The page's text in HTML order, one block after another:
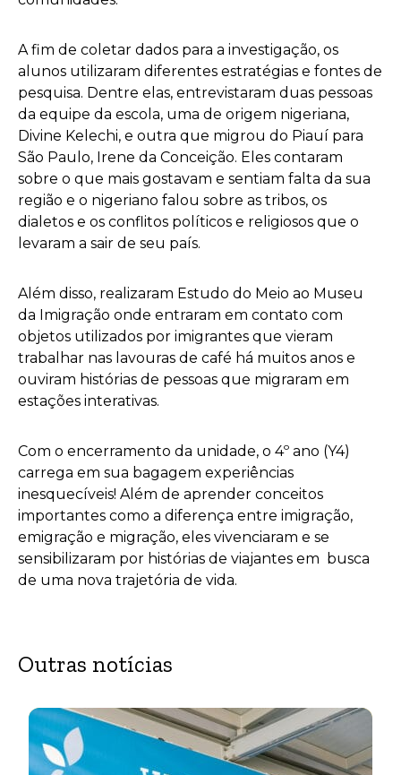
A fim de coletar dados para a investigação, os
alunos utilizaram diferentes estratégias e fontes de
pesquisa. Dentre elas, entrevistaram duas pessoas
da equipe da escola, uma de origem nigeriana,
Divine Kelechi, e outra que migrou do Piauí para
São Paulo, Irene da Conceição. Eles contaram
sobre o que mais gostavam e sentiam falta da sua
região e o nigeriano falou sobre as tribos, os
dialetos e os conflitos políticos e religiosos que o
levaram a sair de seu país.
Além disso, realizaram Estudo do Meio ao Museu
da Imigração onde entraram em contato com
objetos utilizados por imigrantes que vieram
trabalhar nas lavouras de café há muitos anos e
ouviram histórias de pessoas que migraram em
estações interativas.
Com o encerramento da unidade, o 4º ano (Y4)
carrega em sua bagagem experiências
inesquecíveis! Além de aprender conceitos
importantes como a diferença entre imigração,
emigração e migração, eles vivenciaram e se
sensibilizaram por histórias de viajantes em busca
de uma nova trajetória de vida.
Outras notícias